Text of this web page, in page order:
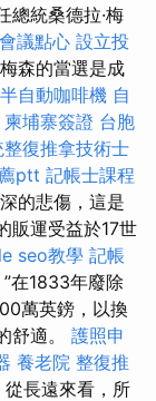
總統桑德拉·梅
會議點心 設立投
森的當選是成
半自動咖啡機 自
柬埔寨簽證 台胞
整復推拿技術士
ptt 記帳士課程
的悲傷，這是
販運受益於17世
seo教學 記帳
”在1833年廢除
萬英鎊，以換
舒適。 護照申
養老院 整復推
從長遠來看，所